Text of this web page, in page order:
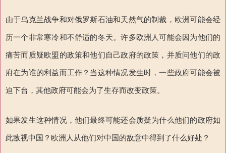
由于乌克兰战争和对俄罗斯石油和天然气的制裁，欧洲可能会经
历一个非常寒冷和不舒适的冬天。许多欧洲人可能会因为他们的
痛苦而质疑欧盟的政策和他们自己政府的政策，并质问他们的政
府在为谁的利益而工作？当这种情况发生时，一些政府可能会被
迫下台，其他政府可能会为了生存而改变政策。
如果发生这种情况，他们最终可能还会质疑为什么他们的政府如
此敌视中国？欧洲人从他们对中国的敌意中得到了什么好处？